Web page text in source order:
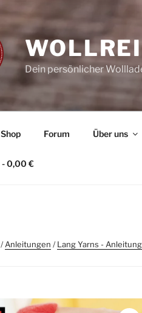
Dein persönlicher
Shop Forum Über uns
0,00 €
/Anleitungen /Lang Yarns -